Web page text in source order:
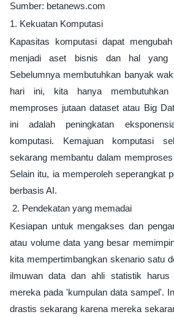
Sumber: betanews.com
1. Kekuatan Komputasi
Kapasitas komputasi dapat
menjadi aset bisnis dan hal yang
Sebelumnya membutuhkan banyak
hari ini, kita hanya membutuhkan
memproses jutaan dataset atau Big
ini adalah peningkatan
komputasi. Kemajuan komputasi
sekarang membantu dalam
Selain itu, ia memperoleh seperangkat
berbasis AI.
2. Pendekatan yang memadai
Kesiapan untuk mengakses dan
atau volume data yang besar
kita mempertimbangkan skenario satu
ilmuwan data dan ahli statistik harus
mereka pada 'kumpulan data sampel'.
drastis sekarang karena mereka